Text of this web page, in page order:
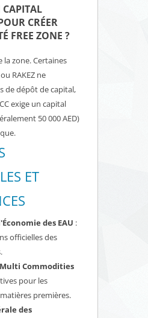
CRÉER
FREE ZONE ?
la zone. Certaines
RAKEZ ne
de dépôt de capital,
exige un capital
50 000 AED)
ET
des EAU :
officielles des
Multi Commodities
pour les
premières.
des